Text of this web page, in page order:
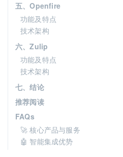
五、Openfire
功能及特点
技术架构
六、Zulip
功能及特点
技术架构
七、结论
推荐阅读
FAQs
🚀 核心产品与服务
🤖 智能集成优势